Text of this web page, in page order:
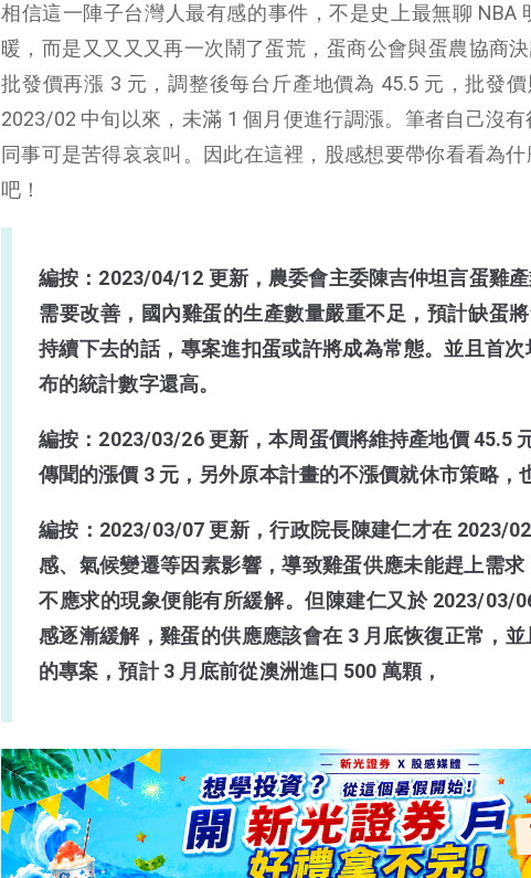
相信這一陣子台灣人最有感的事件，不是史上最無聊 NBA
暖，而是又又又又再一次鬧了蛋荒，蛋商公會與蛋農協商
批發價再漲 3 元，調整後每台斤產地價為 45.5 元，批發
2023/02 中旬以來，未滿 1 個月便進行調漲。筆者自己沒
同事可是苦得哀哀叫。因此在這裡，股感想要帶你看看為
吧！
編按：2023/04/12 更新，農委會主委陳吉仲坦言蛋雞
需要改善，國內雞蛋的生產數量嚴重不足，預計缺蛋
持續下去的話，專案進扣蛋或許將成為常態。並且首
布的統計數字還高。
編按：2023/03/26 更新，本周蛋價將維持產地價 45.5
傳聞的漲價 3 元，另外原本計畫的不漲價就休市策略，
編按：2023/03/07 更新，行政院長陳建仁才在 2023/
感、氣候變遷等因素影響，導致雞蛋供應未能趕上需
不應求的現象便能有所緩解。但陳建仁又於 2023/03/
感逐漸緩解，雞蛋的供應應該會在 3 月底恢復正常，
的專案，預計 3 月底前從澳洲進口 500 萬顆，